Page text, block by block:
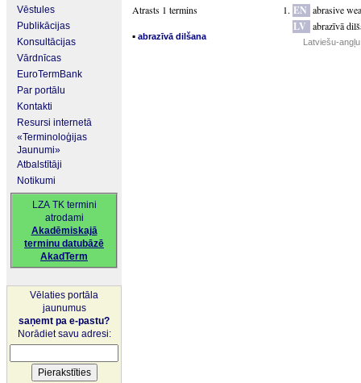
Vēstules
Publikācijas
Konsultācijas
Vārdnīcas
EuroTermBank
Par portālu
Kontakti
Resursi internetā
«Terminoloģijas
Jaunumi»
Atbalstītāji
Notikumi
LZA TK termini
atrodami
Akadēmiskajā
terminu datubāzē
AkadTerm
Vēlaties portāla
jaunumus
saņemt pa e-pastu?
Norādiet savu adresi:
Atrasts 1 termins
▪ abrazīvā dilšana
EN abrasive
LV abrazīvā
Latviešu-